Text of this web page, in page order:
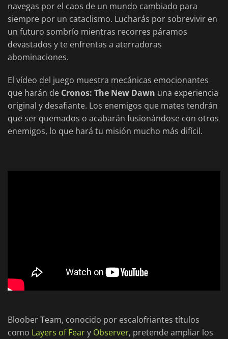
navegas por el caos de un mundo cambiado para
siempre por un cataclismo. Lucharás por sobrevivir en
un futuro sombrío mientras recorres páramos
devastados y te enfrentas a aterradoras
abominaciones.
El vídeo del juego muestra mecánicas emocionantes
que harán de Cronos: The New Dawn una experiencia
original y desafiante. Los enemigos que mates tendrán
que ser quemados o acabarán fusionándose con otros
enemigos, lo que hará tu misión mucho más difícil.
Bloober Team, conocido por escalofriantes títulos
como Layers of Feary Observer, pretende ampliar los